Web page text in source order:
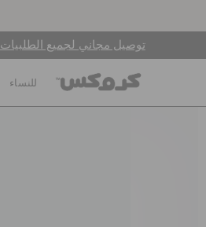
توصيل مجاني لجميع الطلبيات
للنساء